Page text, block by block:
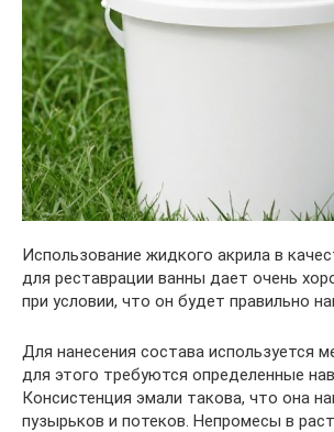
Использование жидкого акрила в
для реставрации ванны дает очень
при условии, что он будет правильно
Для нанесения состава используется
для этого требуются определенные
Консистенция эмали такова, что она
пузырьков и потеков. Непромесы в